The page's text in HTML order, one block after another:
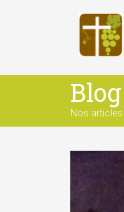
Blog
Nos articles